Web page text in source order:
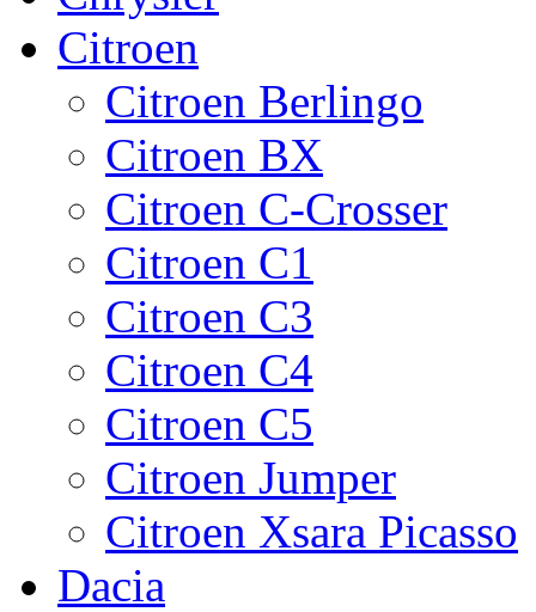
Citroen
Citroen Berlingo
Citroen BX
Citroen C-Crosser
Citroen C1
Citroen C3
Citroen C4
Citroen C5
Citroen Jumper
Citroen Xsаrа Picasso
Dacia